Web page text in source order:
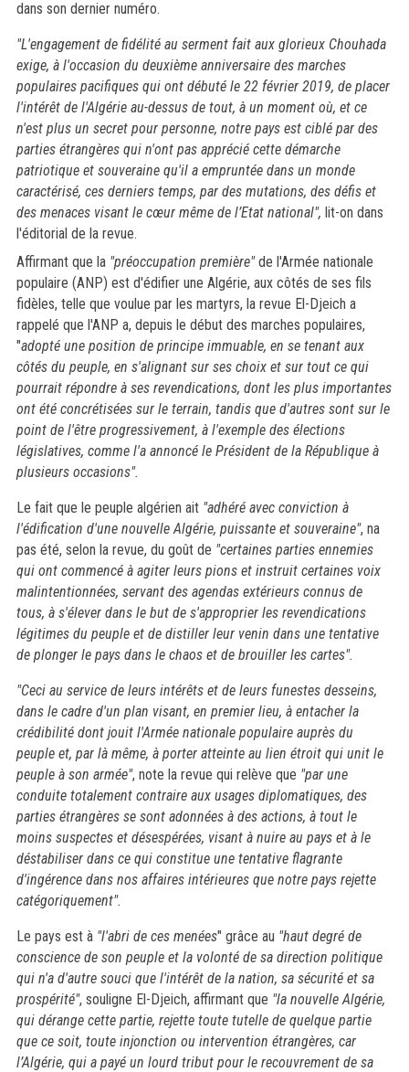
dans son dernier numéro.
"L'engagement de fidélité au serment fait aux glorieux Chouhada
exige, à l'occasion du deuxième anniversaire des marches
populaires pacifiques qui ont débuté le 22 février 2019, de placer
l'intérêt de l'Algérie au-dessus de tout, à un moment où, et ce
n'est plus un secret pour personne, notre pays est ciblé par des
parties étrangères qui n'ont pas apprécié cette démarche
patriotique et souveraine qu'il a empruntée dans un monde
caractérisé, ces derniers temps, par des mutations, des défis et
des menaces visant le cœur même de l’Etat national", lit-on dans
l'éditorial de la revue.
Affirmant que la "préoccupation première"de l'Armée nationale
populaire (ANP) est d'édifier une Algérie, aux côtés de ses fils
fidèles, telle que voulue par les martyrs, la revue El-Djeich a
rappelé que l'ANP a, depuis le début des marches populaires,
"adopté une position de principe immuable, en se tenant aux
côtés du peuple, en s'alignant sur ses choix et sur tout ce qui
pourrait répondre à ses revendications, dont les plus importantes
ont été concrétisées sur le terrain, tandis que d'autres sont sur le
point de l'être progressivement, à l'exemple des élections
législatives, comme l'a annoncé le Président de la République à
plusieurs occasions".
Le fait que le peuple algérien ait "adhéré avec conviction à
l'édification d'une nouvelle Algérie, puissante et souveraine", na
pas été, selon la revue, du goût de "certaines parties ennemies
qui ont commencé à agiter leurs pions et instruit certaines voix
malintentionnées, servant des agendas extérieurs connus de
tous, à s'élever dans le but de s'approprier les revendications
légitimes du peuple et de distiller leur venin dans une tentative
de plonger le pays dans le chaos et de brouiller les cartes".
"Ceci au service de leurs intérêts et de leurs funestes desseins,
dans le cadre d'un plan visant, en premier lieu, à entacher la
crédibilité dont jouit l'Armée nationale populaire auprès du
peuple et, par là même, à porter atteinte au lien étroit qui unit le
peuple à son armée", note la revue qui relève que "par une
conduite totalement contraire aux usages diplomatiques, des
parties étrangères se sont adonnées à des actions, à tout le
moins suspectes et désespérées, visant à nuire au pays et à le
déstabiliser dans ce qui constitue une tentative flagrante
d'ingérence dans nos affaires intérieures que notre pays rejette
catégoriquement".
Le pays est à"l'abri de ces menées" grâce au "haut degré de
conscience de son peuple et la volonté de sa direction politique
qui n'a d'autre souci que l'intérêt de la nation, sa sécurité et sa
prospérité", souligne El-Djeich, affirmant que "la nouvelle Algérie,
qui dérange cette partie, rejette toute tutelle de quelque partie
que ce soit, toute injonction ou intervention étrangères, car
l’Algérie, qui a payé un lourd tribut pour le recouvrement de sa